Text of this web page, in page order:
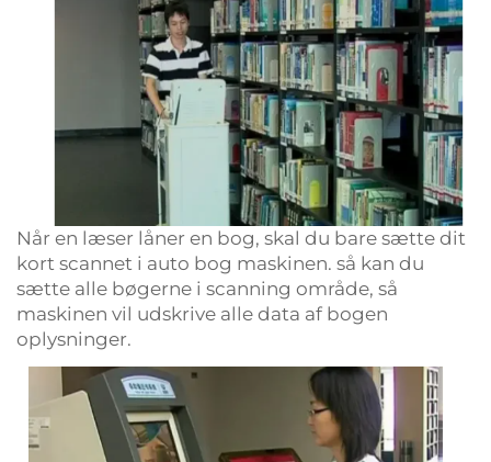
Når en læser låner en bog, skal du bare sætte dit
kort scannet i auto bog maskinen. så kan du
sætte alle bøgerne i scanning område, så
maskinen vil udskrive alle data af bogen
oplysninger.